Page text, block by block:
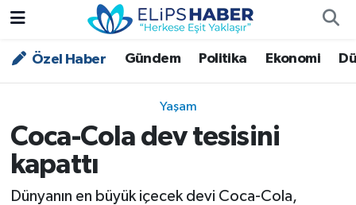
Özel Haber Gündem Politika Ekonomi
Yaşam
Coca-Cola dev tesisini
kapattı
Dünyanın en büyük içecek devi Coca-Cola,
Özel Haber
Asayiş
Bilim - Teknoloji
Nöbetçi Eczaneler
Trafik Durumu
Süper Lig Puan Durumu ve Fikstür